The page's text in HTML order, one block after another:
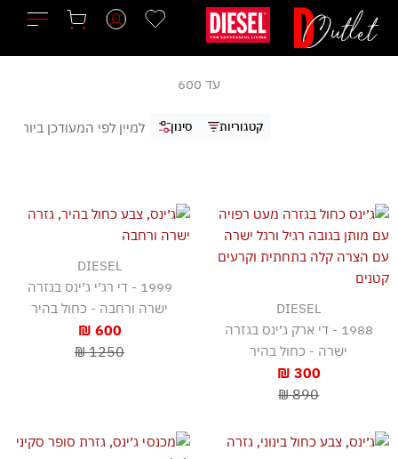
לתוכן
עד 600
סינון קטגוריות
DIESEL
1988 - די ארק ג׳ינס בגזרה
ישרה - כחול בהיר
300 ₪
890 ₪
DIESEL
1999 - די רג׳י ג׳ינס בגזרה
ישרה ורחבה - כחול בהיר
600 ₪
1250 ₪